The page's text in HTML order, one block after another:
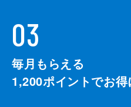
03
毎月もらえる
1,200ポイントでお得